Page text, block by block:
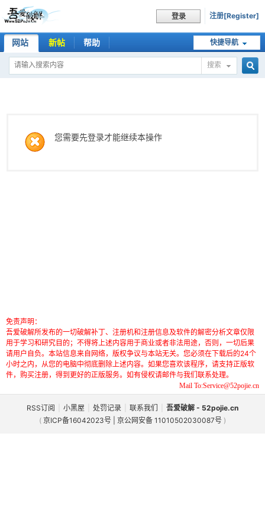
登录 注册[Register]
快捷导航
网站 新帖 帮助
搜索
您需要先登录才能继续本操作
免责声明：
吾爱破解所发布的一切破解补丁、注册机和注册信息及软件的解密分析文章仅限
用于学习和研究目的；不得将上述内容用于商业或者非法用途，否则，一切后果
请用户自负。本站信息来自网络，版权争议与本站无关。您必须在下载后的24个
小时之内，从您的电脑中彻底删除上述内容。如果您喜欢该程序，请支持正版软
件，购买注册，得到更好的正版服务。如有侵权请邮件与我们联系处理。
Mail To:Service@52pojie.cn
RSS订阅 小黑屋 处罚记录 联系我们
吾爱破解 - 52pojie.cn
( 京ICP备16042023号 | 京公网安备 11010502030087号 )